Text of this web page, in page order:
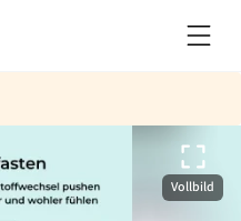
Vollbild